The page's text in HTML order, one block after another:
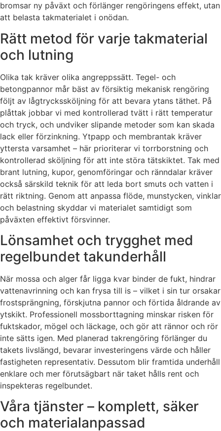
bromsar ny påväxt och förlänger rengöringens effekt, utan
att belasta takmaterialet i onödan.
Rätt metod för varje takmaterial
och lutning
Olika tak kräver olika angreppssätt. Tegel- och
betongpannor mår bäst av försiktig mekanisk rengöring
följt av lågtryckssköljning för att bevara ytans täthet. På
plåttak jobbar vi med kontrollerad tvätt i rätt temperatur
och tryck, och undviker slipande metoder som kan skada
lack eller förzinkning. Ytpapp och membrantak kräver
yttersta varsamhet – här prioriterar vi torrborstning och
kontrollerad sköljning för att inte störa tätskiktet. Tak med
brant lutning, kupor, genomföringar och ränndalar kräver
också särskild teknik för att leda bort smuts och vatten i
rätt riktning. Genom att anpassa flöde, munstycken, vinklar
och belastning skyddar vi materialet samtidigt som
påväxten effektivt försvinner.
Lönsamhet och trygghet med
regelbundet takunderhåll
När mossa och alger får ligga kvar binder de fukt, hindrar
vattenavrinning och kan frysa till is – vilket i sin tur orsakar
frostsprängning, förskjutna pannor och förtida åldrande av
ytskikt. Professionell mossborttagning minskar risken för
fuktskador, mögel och läckage, och gör att rännor och rör
inte sätts igen. Med planerad takrengöring förlänger du
takets livslängd, bevarar investeringens värde och håller
fastigheten representativ. Dessutom blir framtida underhåll
enklare och mer förutsägbart när taket hålls rent och
inspekteras regelbundet.
Våra tjänster – komplett, säker
och materialanpassad